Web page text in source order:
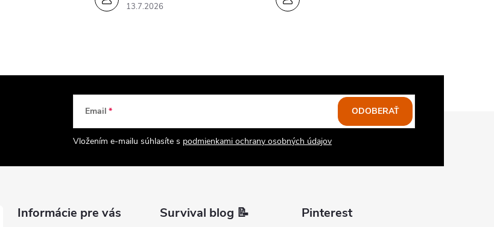
13.7.2026
Email
Vložením e-mailu súhlasíte s podmienkami ochrany osobných údajov
ODOBERAŤ
Informácie pre vás Survival blog 📝 Pinterest